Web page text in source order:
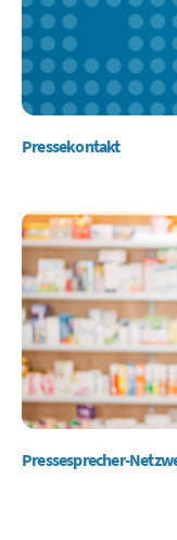
Pressekontakt
Pressesprecher-